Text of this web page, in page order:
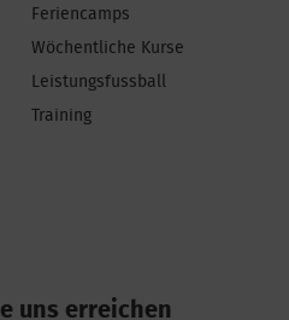
Feriencamps
Wöchentliche Kurse
Leistungsfussball
Training
uns erreichen